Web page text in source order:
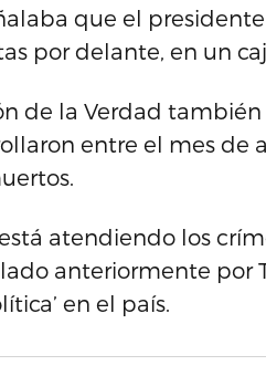
que el
por delante, en un
de la Verdad también
entre el mes de
atendiendo los
anteriormente por
en el país.